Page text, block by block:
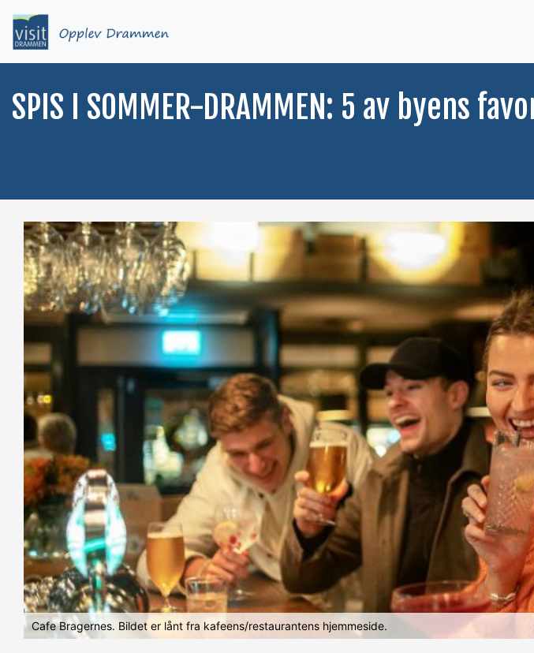
SPIS I SOMMER-DRAMMEN: 5 av byens
Cafe Bragernes. Bildet er lånt fra kafeens/restaurantens hjemmeside.